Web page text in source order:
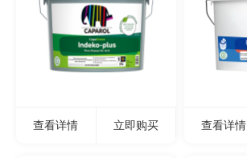
查看详情 立即购买 查看详情